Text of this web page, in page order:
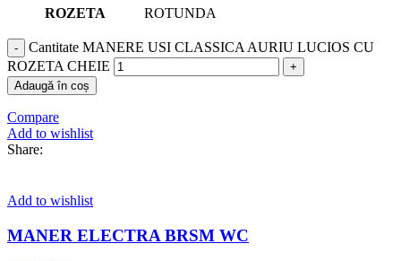
ROZETA ROTUNDA
Cantitate MANERE USI CLASSICA AURIU LUCIOS CU
ROZETA CHEIE
Adaugă în coș
Compare
Add to wishlist
Share:
Add to wishlist
MANER ELECTRA BRSM WC